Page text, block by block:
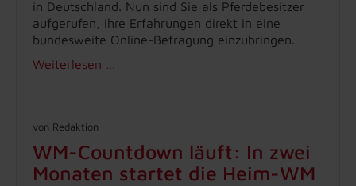
in Deutschland. Nun sind Sie als Pferdebesitzer
aufgerufen, Ihre Erfahrungen direkt in eine
bundesweite Online-Befragung einzubringen.
Weiterlesen …
von Redaktion
WM-Countdown läuft: In zwei
Monaten startet die Heim-WM